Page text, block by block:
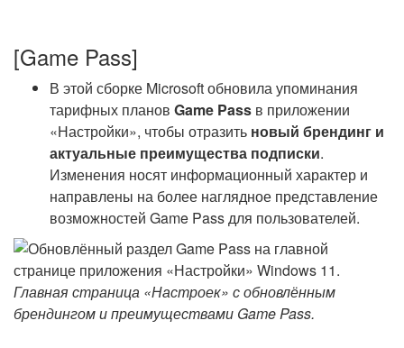
[Game Pass]
В этой сборке Microsoft обновила упоминания
тарифных планов Game Pass в приложении
«Настройки», чтобы отразить новый брендинг и
актуальные преимущества подписки.
Изменения носят информационный характер и
направлены на более наглядное представление
возможностей Game Pass для пользователей.
Главная страница «Настроек» с обновлённым
брендингом и преимуществами Game Pass.